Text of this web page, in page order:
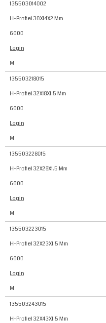
135503014002
H-Profiel 30X14X2 Mm
6000
Login
M
135503218015
H-Profiel 32X18X1.5 Mm
6000
Login
M
135503228015
H-Profiel 32X28X1.5 Mm
6000
Login
M
135503223015
H-Profiel 32X23X1.5 Mm
6000
Login
M
135503243015
H-Profiel 32X43X1.5 Mm